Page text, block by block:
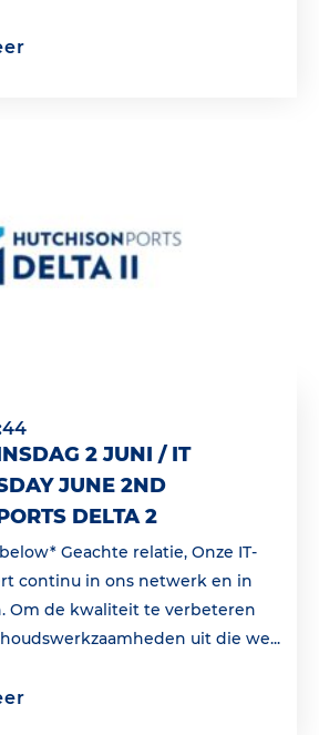
2 JUNI / IT
JUNE 2ND
DELTA 2
Geachte relatie, Onze IT-
continu in ons netwerk en in
Om de kwaliteit te verbeteren
uit die we...